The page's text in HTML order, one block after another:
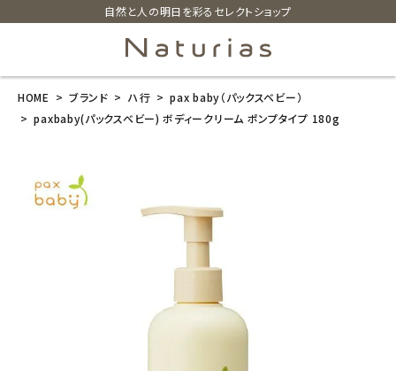
自然と人の明日を彩るセレクトショップ
search
HOME ブランド ハ行
pax baby（パックスベビー）
paxbaby(パックスベビー) ボディークリーム ポンプタイプ 180g